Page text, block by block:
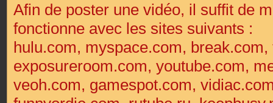
Afin de poster une vidéo, il suffit de
fonctionne avec les sites suivants :
hulu.com, myspace.com,
exposureroom.com, youtube.com,
veoh.com, gamespot.com,